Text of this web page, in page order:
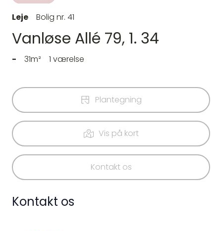
Leje Bolig nr. 41
Vanløse Allé 79, 1. 34
- 31m² 1 værelse
Plantegning
Vis på kort
Kontakt os
Kontakt os